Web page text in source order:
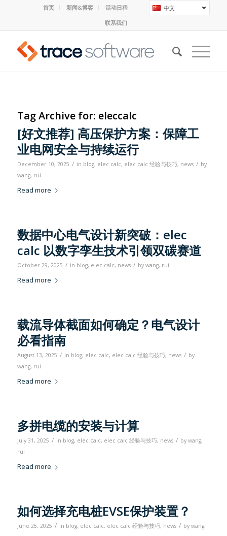
中文
首页 新闻&博客
活动日程
联系我们
Tag Archive for: eleccalc
[好文推荐] 高压保护方案：保障工
业电网安全与持续运行
December 10, 2025 / in blog, elec calc, elec calc 经验与技巧, news / by
wang, rui
Read more
数据中心电气设计新突破：elec
calc 以数字孪生技术引领双碳赛道
October 29, 2025 / in blog, elec calc, news / by wang, rui
Read more
载流导体截面如何确定？电气设计
必看指南
August 13, 2025 / in blog, elec calc, elec calc 经验与技巧, news / by
wang, rui
Read more
多拼电缆的安装与计算
July 31, 2025 / in blog, elec calc, elec calc 经验与技巧, news / by wang,
rui
Read more
如何选择充电桩EVSE保护装置？
June 25, 2025 / in blog, elec calc, elec calc 经验与技巧, news / by wang,